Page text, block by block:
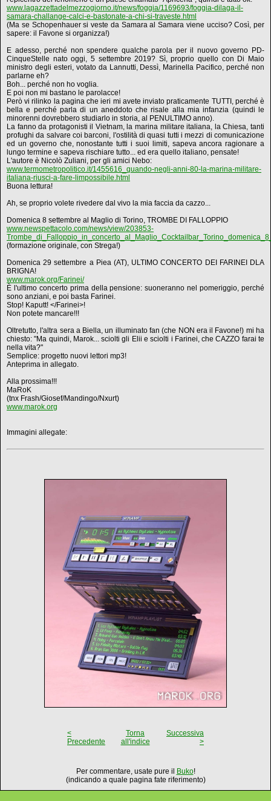
www.lagazzettadelmezzogiorno.it/news/foggia/1169693/foggia-dilaga-il-
samara-challange-calci-e-bastonate-a-chi-si-traveste.html
(Ma se Schopenhauer si veste da Samara al Samara viene ucciso? Così, per
sapere: il Favone si organizza!)
E adesso, perché non spendere qualche parola per il nuovo governo PD-
CinqueStelle nato oggi, 5 settembre 2019? Sì, proprio quello con Di Maio
ministro degli esteri, votato da Lannutti, Dessì, Marinella Pacifico, perché non
parlarne eh?
Boh... perché non ho voglia.
E poi non mi bastano le parolacce!
Però vi rilinko la pagina che ieri mi avete inviato praticamente TUTTI, perché è
bella e perché parla di un aneddoto che risale alla mia infanzia (quindi le
minorenni dovrebbero studiarlo in storia, al PENULTIMO anno).
La fanno da protagonisti il Vietnam, la marina militare italiana, la Chiesa, tanti
profughi da salvare coi barconi, l'ostilità di quasi tutti i mezzi di comunicazione
ed un governo che, nonostante tutti i suoi limiti, sapeva ancora ragionare a
lungo termine e sapeva rischiare tutto... ed era quello italiano, pensate!
L'autore è Nicolò Zuliani, per gli amici Nebo:
www.termometropolitico.it/1455616_quando-negli-anni-80-la-marina-militare-
italiana-riusci-a-fare-limpossibile.html
Buona lettura!
Ah, se proprio volete rivedere dal vivo la mia faccia da cazzo...
Domenica 8 settembre al Maglio di Torino, TROMBE DI FALLOPPIO
www.newspettacolo.com/news/view/203853-
(formazione originale, con Strega!)
Domenica 29 settembre a Piea (AT), ULTIMO CONCERTO DEI FARINEI DLA
BRIGNA!
www.marok.org/Farinei/
È l'ultimo concerto prima della pensione: suoneranno nel pomeriggio, perché
sono anziani, e poi basta Farinei.
Stop! Kaputt! </Farinei>!
Non potete mancare!!!
Oltretutto, l'altra sera a Biella, un illuminato fan (che NON era il Favone!) mi ha
chiesto: "Ma quindi, Marok... sciolti gli Elii e sciolti i Farinei, che CAZZO farai te
nella vita?"
Semplice: progetto nuovi lettori mp3!
Anteprima in allegato.
Alla prossima!!!
MaRoK
(tnx Frash/Giosef/Mandingo/Nxurt)
www.marok.org
Immagini allegate:
<
Precedente
Torna
all'indice
Successiva
>
Per commentare, usate pure il Buko!
(indicando a quale pagina fate riferimento)